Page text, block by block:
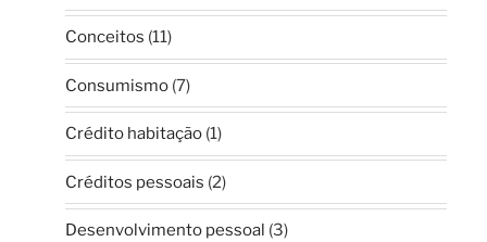
Conceitos (11)
Consumismo(7)
Crédito habitação(1)
Créditos pessoais (2)
Desenvolvimento pessoal (3)